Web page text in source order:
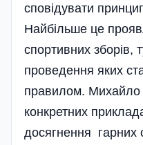
сповідувати
Найбільше це
спортивних зборів,
проведення яких
правилом. Михайло
конкретних
досягнення гарних